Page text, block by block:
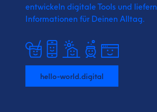
entwickeln digitale Tools und liefern
Informationen für Deinen Alltag.
hello-world.digital